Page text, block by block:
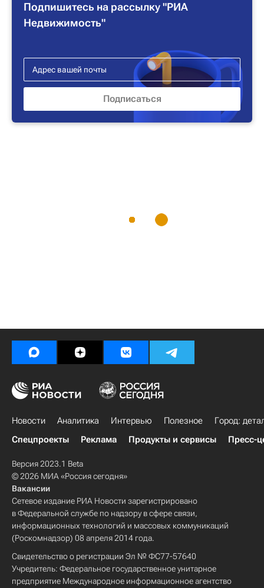
Подпишитесь на рассылку "РИА
Недвижимость"
Новости Аналитика Интервью Полезное
Город:
Спецпроекты
Реклама Продукты и сервисы Пресс-
Версия 2023.1 Beta
© 2026 МИА «Россия сегодня»
Вакансии
Сетевое издание РИА Новости зарегистрировано
в Федеральной службе по надзору в сфере связи,
информационных технологий и массовых коммуникаций
(Роскомнадзор) 08 апреля 2014 года.
Свидетельство о регистрации Эл № ФС77-57640
Учредитель: Федеральное государственное унитарное
предприятие Международное информационное агентство